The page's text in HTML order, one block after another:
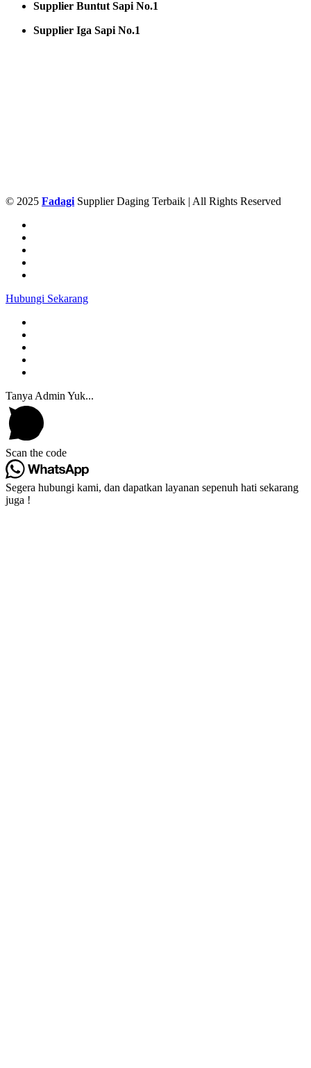
Supplier Buntut Sapi No.1
Supplier Iga Sapi No.1
© 2025 Fadagi Supplier Daging Terbaik | All Rights Reserved
Hubungi Sekarang
Tanya Admin Yuk...
Scan the code
Segera hubungi kami, dan dapatkan layanan sepenuh hati sekarang
juga !